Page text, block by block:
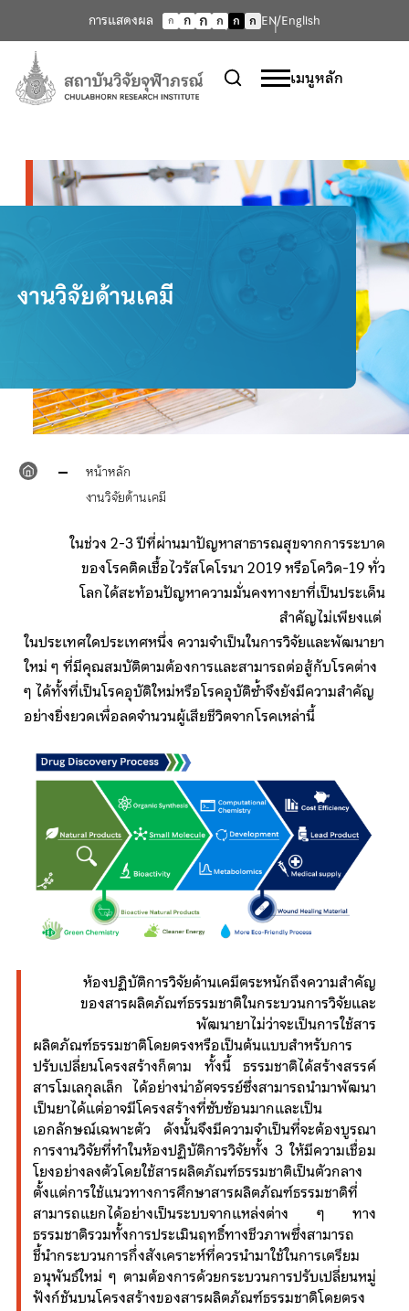
การแสดงผล ก ก ก ก ก ก EN/English
เมนูหลัก
งานวิจัยด้านเคมี
หน้าหลัก
งานวิจัยด้านเคมี
ในช่วง 2-3 ปีที่ผ่านมาปัญหาสาธารณสุขจากการระบาด
ของโรคติดเชื้อไวรัสโคโรนา 2019 หรือโควิด-19 ทั่ว
โลกได้สะท้อนปัญหาความมั่นคงทางยาที่เป็นประเด็น
สำคัญไม่เพียงแต่
ในประเทศใดประเทศหนึ่ง ความจำเป็นในการวิจัยและพัฒนายา
ใหม่ ๆ ที่มีคุณสมบัติตามต้องการและสามารถต่อสู้กับโรคต่าง
ๆ ได้ทั้งที่เป็นโรคอุบัติใหม่หรือโรคอุบัติซ้ำจึงยังมีความสำคัญ
อย่างยิ่งยวดเพื่อลดจำนวนผู้เสียชีวิตจากโรคเหล่านี้
ห้องปฏิบัติการวิจัยด้านเคมีตระหนักถึงความสำคัญ
ของสารผลิตภัณฑ์ธรรมชาติในกระบวนการวิจัยและ
พัฒนายาไม่ว่าจะเป็นการใช้สาร
ผลิตภัณฑ์ธรรมชาติโดยตรงหรือเป็นต้นแบบสำหรับการ
ปรับเปลี่ยนโครงสร้างก็ตาม ทั้งนี้ ธรรมชาติได้สร้างสรรค์
สารโมเลกุลเล็ก ได้อย่างน่าอัศจรรย์ซึ่งสามารถนำมาพัฒนา
เป็นยาได้แต่อาจมีโครงสร้างที่ซับซ้อนมากและเป็น
เอกลักษณ์เฉพาะตัว ดังนั้นจึงมีความจำเป็นที่จะต้องบูรณา
การงานวิจัยที่ทำในห้องปฏิบัติการวิจัยทั้ง 3 ให้มีความเชื่อม
โยงอย่างลงตัวโดยใช้สารผลิตภัณฑ์ธรรมชาติเป็นตัวกลาง
ตั้งแต่การใช้แนวทางการศึกษาสารผลิตภัณฑ์ธรรมชาติที่
สามารถแยกได้อย่างเป็นระบบจากแหล่งต่าง ๆ ทาง
ธรรมชาติรวมทั้งการประเมินฤทธิ์ทางชีวภาพซึ่งสามารถ
ชี้นำกระบวนการกึ่งสังเคราะห์ที่ควรนำมาใช้ในการเตรียม
อนุพันธ์ใหม่ ๆ ตามต้องการด้วยกระบวนการปรับเปลี่ยนหมู่
ฟังก์ชันบนโครงสร้างของสารผลิตภัณฑ์ธรรมชาติโดยตรง